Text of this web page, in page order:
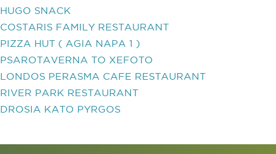
HUGO SNACK
COSTARIS FAMILY RESTAURANT
PIZZA HUT ( AGIA NAPA 1 )
PSAROTAVERNA TO XEFOTO
LONDOS PERASMA CAFE RESTAURANT
RIVER PARK RESTAURANT
DROSIA KATO PYRGOS